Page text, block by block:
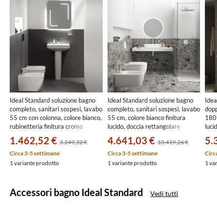
Ideal Standard soluzione bagno
completo, sanitari sospesi, lavabo
55 cm con colonna, colore bianco,
rubinetteria finitura cromo
1.462,52 € 3.249,32 €
Circa 3-5 settimane
1 variante prodotto
Ideal Standard soluzione bagno
completo, sanitari sospesi, lavabo
55 cm, colore bianco finitura
lucido, doccia rettangolare
cemento finitura pietra opaco,
rubinetteria finitura silver storm
SING7
4.641,03 € 10.419,26 €
Circa 3-5 settimane
1 variante prodotto
1
Accessori bagno Ideal Standard Vedi tutti